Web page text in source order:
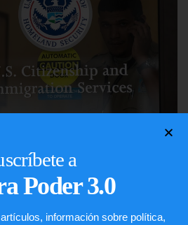
bienvenidos en
a
Poder 3.0
información sobre política,